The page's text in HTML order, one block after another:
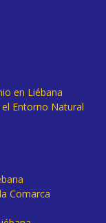
en Liébana
Entorno Natural
Comarca